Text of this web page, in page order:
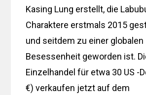
Kasing Lung erstellt, die
Charaktere erstmals 2015
und seitdem zu einer globalen
Besessenheit geworden ist.
Einzelhandel für etwa 30 US -
€) verkaufen jetzt auf dem